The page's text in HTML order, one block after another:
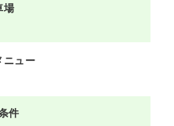
場
ニュー
件